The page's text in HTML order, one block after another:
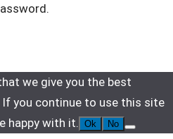
we give you the best
If you continue to use this site
happy with it.
Ok No